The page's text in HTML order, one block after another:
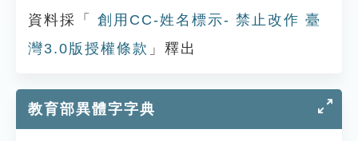
資料採「
創用CC-姓名標示- 禁止改作 臺
灣3.0版授權條款 」釋出
教育部異體字字典